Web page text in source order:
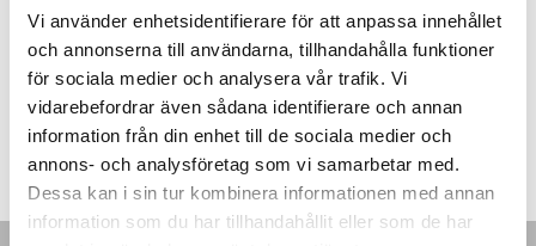
Vi använder enhetsidentifierare för att anpassa innehållet
och annonserna till användarna, tillhandahålla funktioner
för sociala medier och analysera vår trafik. Vi
vidarebefordrar även sådana identifierare och annan
information från din enhet till de sociala medier och
annons- och analysföretag som vi samarbetar med.
Dessa kan i sin tur kombinera informationen med annan
information som du har tillhandahållit eller som de har
överallt. Välj mellan fyra modeller med olika strömområden och
längder på dessa flexibla rogowskispolar. Från 17 cm till 1 m längd
för att passa i många applikationer
2,260.00kr – 4,460.00kr Prisintervall:
2,260.00 kr
till
4,460.00 kr
LÄS MER